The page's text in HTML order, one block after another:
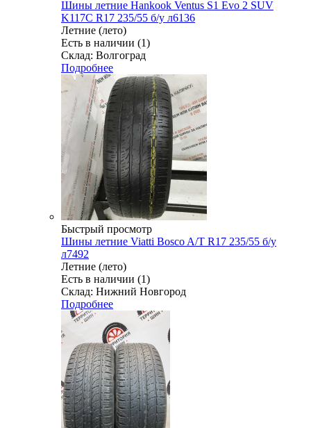
Шины летние Hankook Ventus S1 Evo 2 SUV
K117C R17 235/55 б/у л6136
Летние (лето)
Есть в наличии (1)
Склад: Волгоград
Подробнее
Быстрый просмотр
Шины летние Viatti Bosco A/T R17 235/55 б/у
л7492
Летние (лето)
Есть в наличии (1)
Склад: Нижний Новгород
Подробнее